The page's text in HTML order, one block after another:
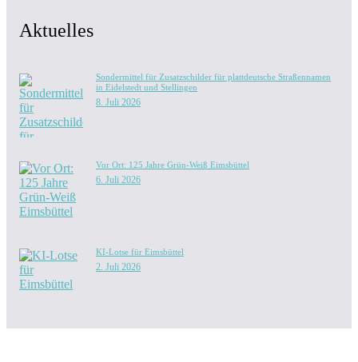
Aktuelles
Sondermittel für Zusatzschilder für plattdeutsche Straßennamen
in Eidelstedt und Stellingen
8. Juli 2026
Vor Ort: 125 Jahre Grün-Weiß Eimsbüttel
6. Juli 2026
KI-Lotse für Eimsbüttel
2. Juli 2026